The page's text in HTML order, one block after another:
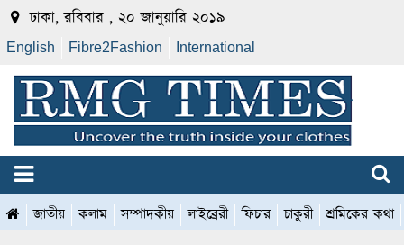
ঢাকা, রবিবার , ২০ জানুয়ারি ২০১৯
English Fibre2Fashion International
জাতীয় কলাম সম্পাদকীয় লাইব্রেরী ফিচার চাকুরী শ্রমিকের কথা